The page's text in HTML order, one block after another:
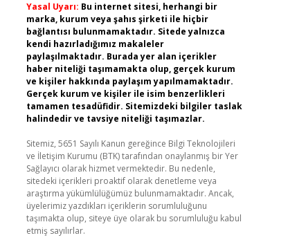
Yasal Uyarı: Bu internet sitesi, herhangi bir
marka, kurum veya şahıs şirketi ile hiçbir
bağlantısı bulunmamaktadır. Sitede yalnızca
kendi hazırladığımız makaleler
paylaşılmaktadır. Burada yer alan içerikler
haber niteliği taşımamakta olup, gerçek kurum
ve kişiler hakkında paylaşım yapılmamaktadır.
Gerçek kurum ve kişiler ile isim benzerlikleri
tamamen tesadüfidir. Sitemizdeki bilgiler taslak
halindedir ve tavsiye niteliği taşımazlar.
Sitemiz, 5651 Sayılı Kanun gereğince Bilgi Teknolojileri
ve İletişim Kurumu (BTK) tarafından onaylanmış bir Yer
Sağlayıcı olarak hizmet vermektedir. Bu nedenle,
sitedeki içerikleri proaktif olarak denetleme veya
araştırma yükümlülüğümüz bulunmamaktadır. Ancak,
üyelerimiz yazdıkları içeriklerin sorumluluğunu
taşımakta olup, siteye üye olarak bu sorumluluğu kabul
etmiş sayılırlar.